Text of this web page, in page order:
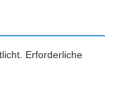
Erforderliche